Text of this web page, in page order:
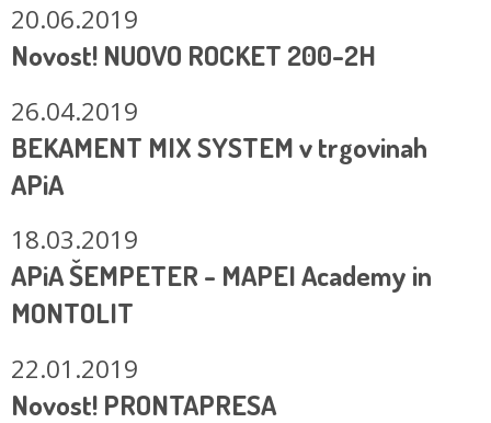
20.06.2019
Novost! NUOVO ROCKET 200-2H
26.04.2019
BEKAMENT MIX SYSTEM v trgovinah
APiA
18.03.2019
APiA ŠEMPETER - MAPEI Academy in
MONTOLIT
22.01.2019
Novost! PRONTAPRESA